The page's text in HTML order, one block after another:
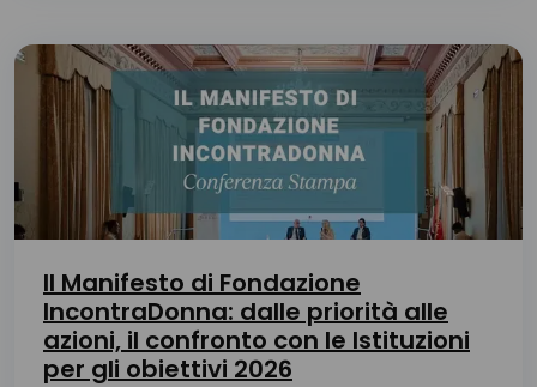
Il Manifesto di Fondazione
IncontraDonna: dalle priorità alle
azioni, il confronto con le Istituzioni
per gli obiettivi 2026